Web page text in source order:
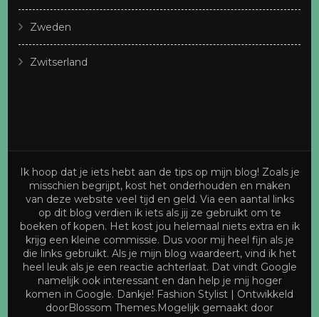
Zweden
Zwitserland
Ik hoop dat je iets hebt aan de tips op mijn blog! Zoals je
misschien begrijpt, kost het onderhouden en maken
van deze website veel tijd en geld. Via een aantal links
op dit blog verdien ik iets als jij ze gebruikt om te
boeken of kopen. Het kost jou helemaal niets extra en ik
krijg een kleine commissie. Dus voor mij heel fijn als je
die links gebruikt. Als je mijn blog waardeert, vind ik het
heel leuk als je een reactie achterlaat. Dat vindt Google
namelijk ook interessant en dan help je mij hoger
komen in Google. Dankje! Fashion Stylist | Ontwikkeld
doorBlossom Themes.Mogelijk gemaakt door